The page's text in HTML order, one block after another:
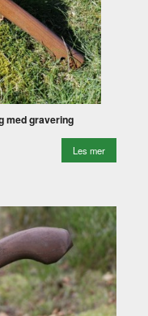
med gravering
Les mer